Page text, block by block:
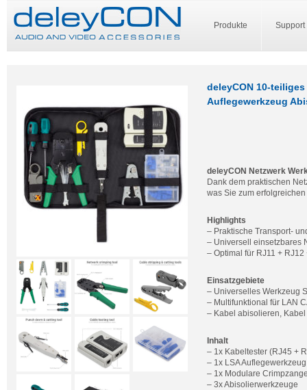
Produkte Support
deleyCON 10-
Auflegewerkzeug
deleyCON Netzwerk
Dank dem praktischen
was Sie zum
Highlights
– Praktische Transport-
– Universell einsetzbares
– Optimal für RJ11 +
Einsatzgebiete
– Universelles Werkzeug
– Multifunktional für LAN
– Kabel abisolieren,
Inhalt
– 1x Kabeltester (RJ45 +
– 1x LSA Auflegewerkzeug
– 1x Modulare
– 3x Abisolierwerkzeuge